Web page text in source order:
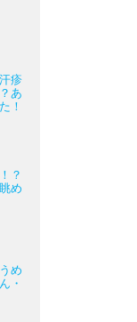
疹
あ
！
？
め
め
・